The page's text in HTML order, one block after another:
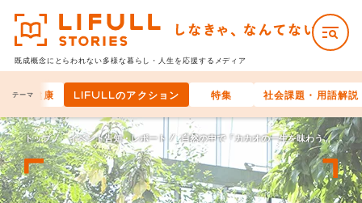
既成概念にとらわれない多様な暮らし・人生を応援するメディア
テーマ
体の健康 LIFULLのアクション 特集 社会課題・用語解説
トップ イベント告知・レポート 自然の中で「カカオの一生を味わう」ペアリングコース。 LIFE OF CACAO オープン